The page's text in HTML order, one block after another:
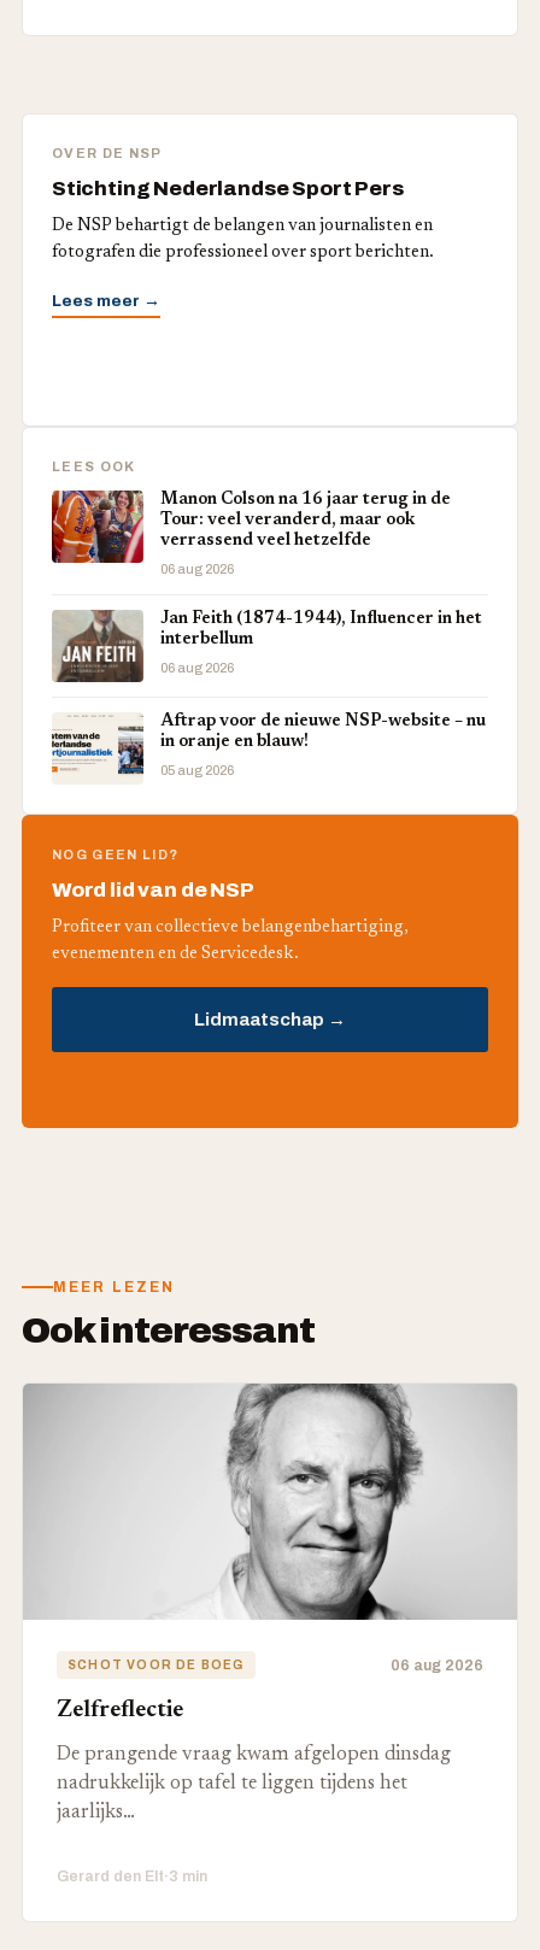
OVER DE NSP
Stichting Nederlandse Sport Pers
De NSP behartigt de belangen van journalisten en
fotografen die professioneel over sport berichten.
Lees meer →
LEES OOK
Manon Colson na 16 jaar terug in de
Tour: veel veranderd, maar ook
verrassend veel hetzelfde
06 aug 2026
Jan Feith (1874-1944), Influencer in het
interbellum
06 aug 2026
Aftrap voor de nieuwe NSP-website – nu
in oranje en blauw!
05 aug 2026
NOG GEEN LID?
Word lid van de NSP
Profiteer van collectieve belangenbehartiging,
evenementen en de Servicedesk.
Lidmaatschap →
MEER LEZEN
Ook interessant
SCHOT VOOR DE BOEG 06 aug 2026
Zelfreflectie
De prangende vraag kwam afgelopen dinsdag
nadrukkelijk op tafel te liggen tijdens het
jaarlijks…
Gerard den Elt·3 min